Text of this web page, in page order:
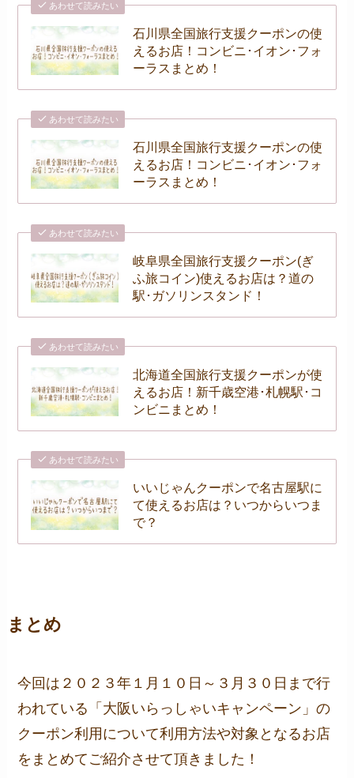
あわせて読みたい
石川県全国旅行支援クーポンの使
えるお店！コンビニ･イオン･フォ
ーラスまとめ！
あわせて読みたい
石川県全国旅行支援クーポンの使
えるお店！コンビニ･イオン･フォ
ーラスまとめ！
あわせて読みたい
岐阜県全国旅行支援クーポン(ぎ
ふ旅コイン)使えるお店は？道の
駅･ガソリンスタンド！
あわせて読みたい
北海道全国旅行支援クーポンが使
えるお店！新千歳空港･札幌駅･コ
ンビニまとめ！
あわせて読みたい
いいじゃんクーポンで名古屋駅に
て使えるお店は？いつからいつま
で？
まとめ
今回は２０２３年１月１０日～３月３０日まで行
われている「大阪いらっしゃいキャンペーン」の
クーポン利用について利用方法や対象となるお店
をまとめてご紹介させて頂きました！